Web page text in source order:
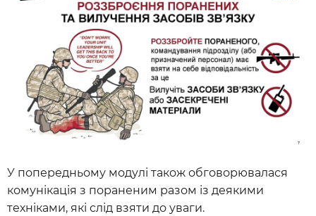
У попередньому модулі також обговорювалася
комунікація з пораненим разом із деякими
техніками, які слід взяти до уваги.